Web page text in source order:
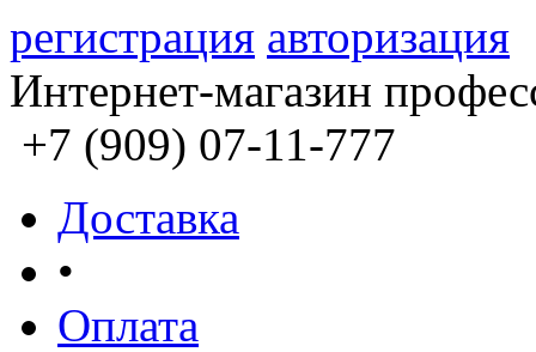
регистрация авторизация
Интернет-магазин
+7 (909) 07-11-777
Доставка
•
Оплата